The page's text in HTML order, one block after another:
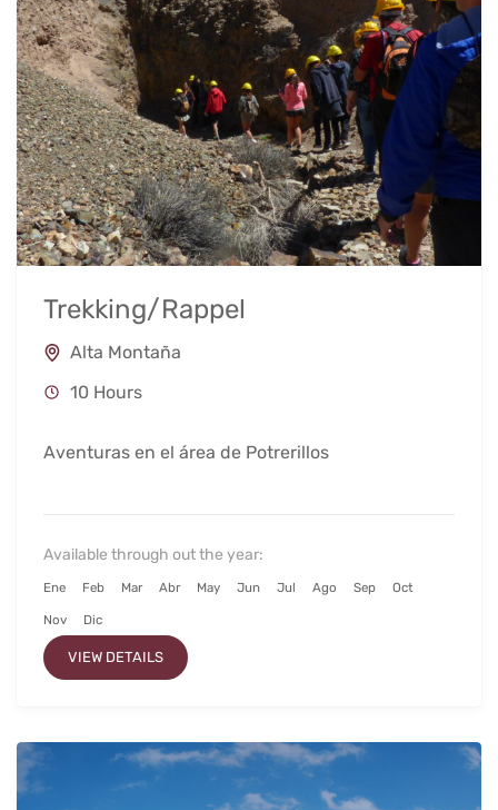
Trekking/Rappel
Alta Montaña
10 Hours
Aventuras en el área de Potrerillos
Available through out the year:
Ene Feb Mar Abr May Jun Jul Ago Sep Oct
Nov Dic
VIEW DETAILS